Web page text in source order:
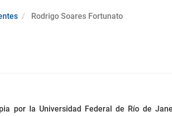
Rodrigo Soares Fortunato
por la Universidad Federal de Río de